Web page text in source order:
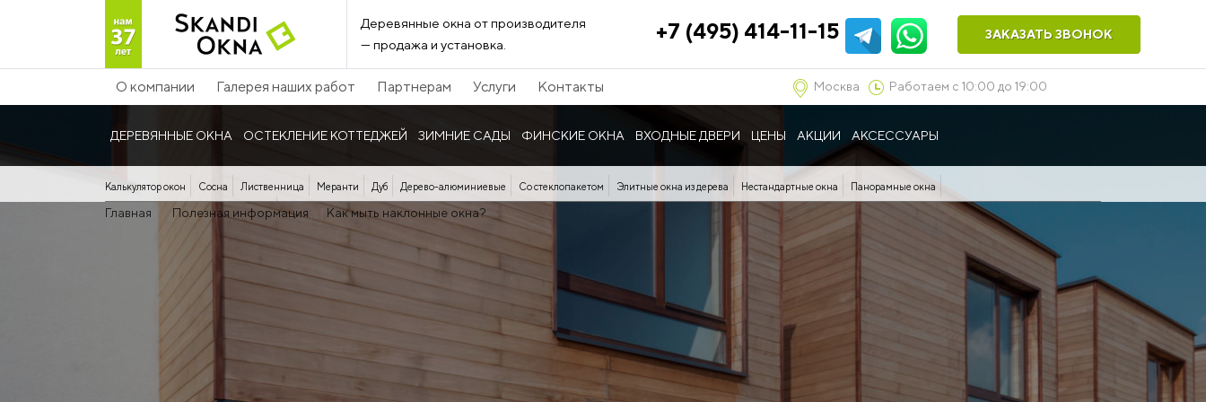
Деревянные окна от производителя
— продажа и установка.
+7 (495) 414-11-15 ЗАКАЗАТЬ ЗВОНОК
О компании Галерея наших работ Партнерам Услуги Контакты Москва Работаем с 10:00 до 19:00
ДЕРЕВЯННЫЕ ОКНА ОСТЕКЛЕНИЕ КОТТЕДЖЕЙ ЗИМНИЕ САДЫ ФИНСКИЕ ОКНА ВХОДНЫЕ ДВЕРИ ЦЕНЫ АКЦИИ АКСЕССУАРЫ
Калькулятор окон Сосна Лиственница Меранти Дуб Дерево-алюминиевые Со стеклопакетом Элитные окна из дерева Нестандартные окна
Панорамные окна
Панорамные дерево-алюминиевые
Главная Полезная информация Как мыть наклонные окна?